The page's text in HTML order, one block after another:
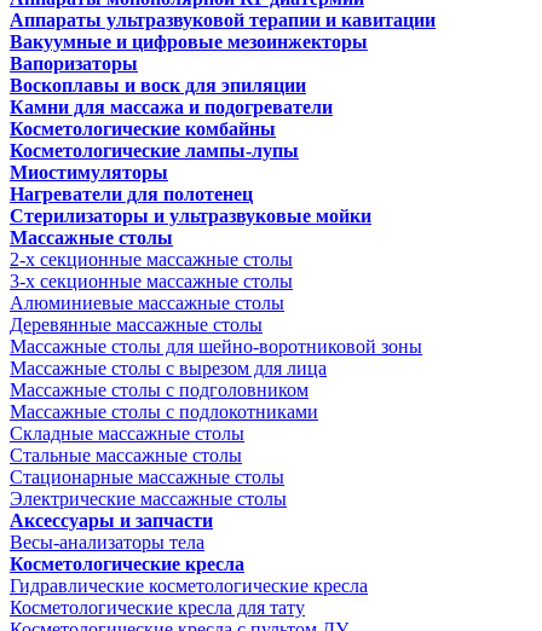
Аппараты ультразвуковой терапии и кавитации
Вакуумные и цифровые мезоинжекторы
Вапоризаторы
Воскоплавы и воск для эпиляции
Камни для массажа и подогреватели
Косметологические комбайны
Косметологические лампы-лупы
Миостимуляторы
Нагреватели для полотенец
Стерилизаторы и ультразвуковые мойки
Массажные столы
2-х секционные массажные столы
3-х секционные массажные столы
Алюминиевые массажные столы
Деревянные массажные столы
Массажные столы для шейно-воротниковой зоны
Массажные столы с вырезом для лица
Массажные столы с подголовником
Массажные столы с подлокотниками
Складные массажные столы
Стальные массажные столы
Стационарные массажные столы
Электрические массажные столы
Аксессуары и запчасти
Весы-анализаторы тела
Косметологические кресла
Гидравлические косметологические кресла
Косметологические кресла для тату